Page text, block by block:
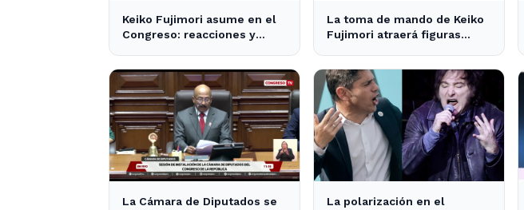
Keiko Fujimori asume en el
Congreso: reacciones y
La toma de mando de Keiko
Fujimori atraerá figuras
La Cámara de Diputados se La polarización en el